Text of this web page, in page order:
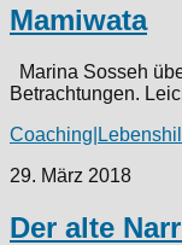
Mamiwata
Marina Sosseh
Betrachtungen.
29. März 2018
Der alte